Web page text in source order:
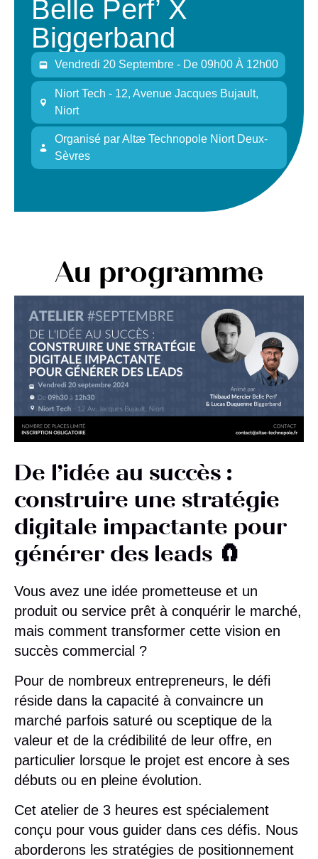
Belle Perf’ X
Biggerband
Vendredi 20 Septembre - De 09h00 À 12h00
Niort Tech - 12, Avenue Jacques Bujault,
Niort
Organisé parAltæ Technopole Niort Deux-
Sèvres
Au programme
De l’idée au succès :
construire une stratégie
digitale impactante pour
générer des leads 🧲
Vous avez une idée prometteuse et un
produit ou service prêt à conquérir le marché,
mais comment transformer cette vision en
succès commercial ?
Pour de nombreux entrepreneurs, le défi
réside dans la capacité à convaincre un
marché parfois saturé ou sceptique de la
valeur et de la crédibilité de leur offre, en
particulier lorsque le projet est encore à ses
débuts ou en pleine évolution.
Cet atelier de 3 heures est spécialement
conçu pour vous guider dans ces défis. Nous
aborderons les stratégies de positionnement